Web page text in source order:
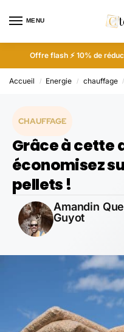
MENU
Offre flash ⚡ 10% de
Accueil / Energie / chauffage /
CHAUFFAGE
Grâce à cette
économisez
pellets !
Amandin
Guyot